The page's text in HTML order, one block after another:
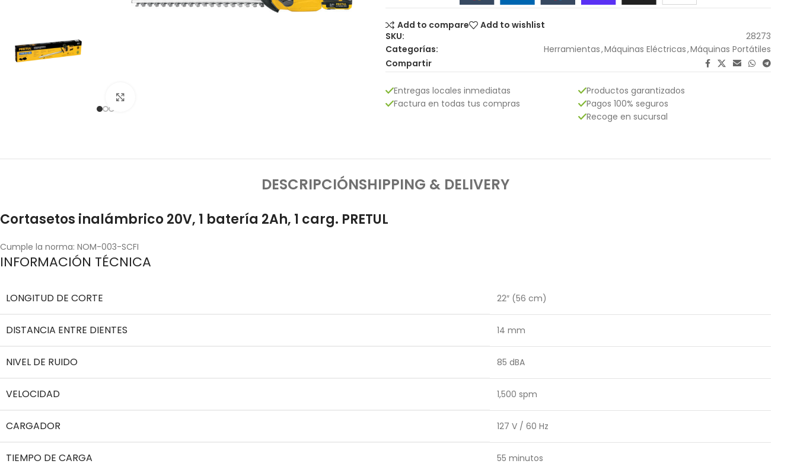
Add to compare
Add to wishlist
SKU:
28273
Categorías:
Herramientas,Máquinas Eléctricas,Máquinas Portátiles
Compartir
Entregas locales inmediatas
Factura en todas tus compras
Productos garantizados
Pagos 100% seguros
Recoge en sucursal
DESCRIPCIÓNSHIPPING & DELIVERY
Cortasetos inalámbrico 20V, 1 batería 2Ah, 1 carg. PRETUL
Cumple la norma: NOM-003-SCFI
INFORMACIÓN TÉCNICA
LONGITUD DE CORTE 22″ (56 cm)
DISTANCIA ENTRE DIENTES 14 mm
NIVEL DE RUIDO 85 dBA
VELOCIDAD 1,500 spm
CARGADOR 127 V / 60 Hz
TIEMPO DE CARGA 55 minutos